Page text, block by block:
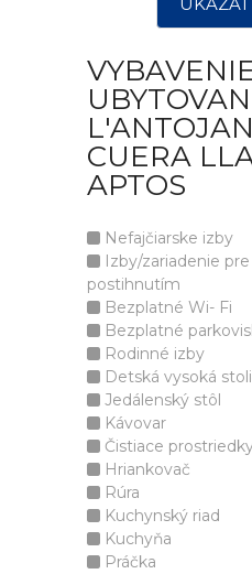
CUERA
APTOS
Nefajčiarske izby
Izby/zariadenie
postihnutím
Bezplatné Wi- Fi
Bezplatné
Rodinné izby
Detská vysoká
Jedálenský stôl
Kávovar
Čistiace
Hriankovač
Rúra
Kuchynský riad
Kuchyňa
Práčka